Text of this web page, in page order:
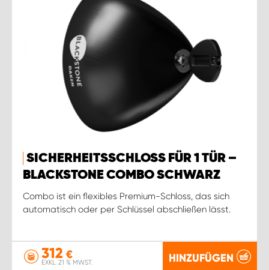
SICHERHEITSSCHLOSS FÜR 1 TÜR –
BLACKSTONE COMBO SCHWARZ
Combo ist ein flexibles Premium-Schloss, das sich
automatisch oder per Schlüssel abschließen lässt.
312 €
EXKL. 21 % MWST. HINZUFÜGEN